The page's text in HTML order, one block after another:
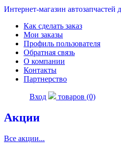
Интернет-магазин автозапчастей
Как сделать заказ
Мои заказы
Профиль пользователя
Обратная связь
О компании
Контакты
Партнерство
Вход товаров (0)
Акции
Все акции...